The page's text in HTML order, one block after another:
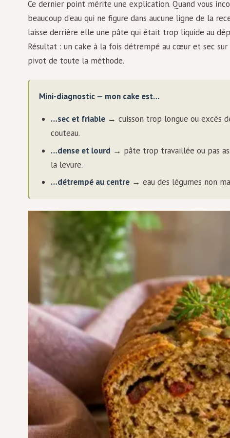
Ce dernier point mérite une explication. Quand vous
beaucoup d'eau qui ne figure dans aucune ligne de la
laisse derrière elle une pâte qui était trop liquide au
Résultat : un cake à la fois détrempé au cœur et sec
pivot de toute la méthode.
Mini-diagnostic — mon cake est…
…sec et friable→ cuisson trop longue ou excès
couteau.
…dense et lourd → pâte trop travaillée ou pas
la levure.
…détrempé au centre→ eau des légumes non